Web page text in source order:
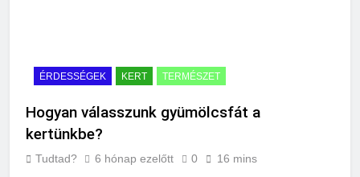
ÉRDESSÉGEK KERT TERMÉSZET
Hogyan válasszunk gyümölcsfát a
kertünkbe?
Tudtad? 6 hónap ezelőtt 0 16 mins